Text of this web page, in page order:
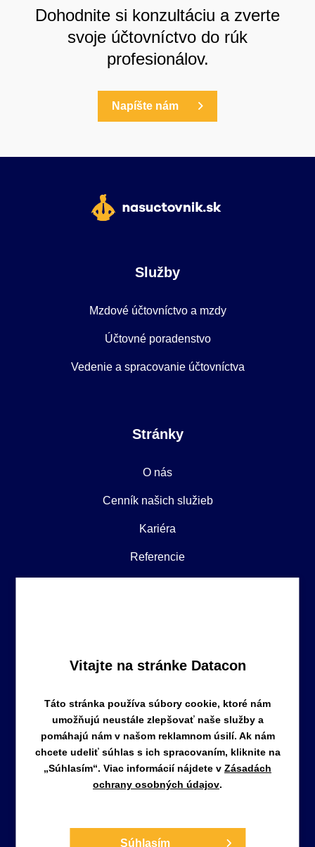
Dohodnite si konzultáciu a zverte
svoje účtovníctvo do rúk
profesionálov.
Napíšte nám
Služby
Mzdové účtovníctvo a mzdy
Účtovné poradenstvo
Vedenie a spracovanie účtovníctva
Stránky
O nás
Cenník našich služieb
Kariéra
Referencie
DATACON a.s.
Staré záhrady 3, 821 05, Bratislava
Slovenská republika
+421 904 821 114
Vitajte na stránke Datacon
Táto stránka používa súbory cookie, ktoré nám
umožňujú neustále zlepšovať naše služby a
pomáhajú nám v našom reklamnom úsilí. Ak nám
chcete udeliť súhlas s ich spracovaním, kliknite na
„Súhlasím“. Viac informácií nájdete v Zásadách
ochrany osobných údajov.
Súhlasím